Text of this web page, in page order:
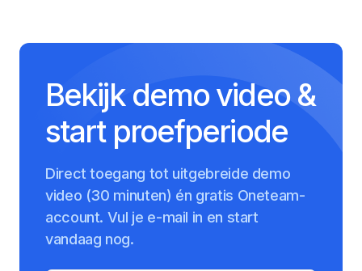
Bekijk demo video &
start proefperiode
Direct toegang tot uitgebreide demo
video (30 minuten) én gratis Oneteam-
account. Vul je e-mail in en start
vandaag nog.